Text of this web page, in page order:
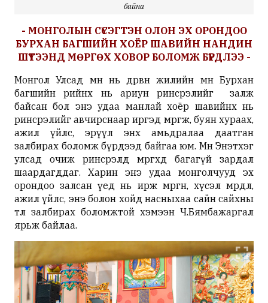
байна
- МОНГОЛЫН СҮСЭГТЭН ОЛОН ЭХ ОРОНДОО
БУРХАН БАГШИЙН ХОЁР ШАВИЙН НАНДИН
ШҮТЭЭНД МӨРГӨХ ХОВОР БОЛОМЖ БҮРДЛЭЭ -
Монгол Улсад өмнө нь дөрвөн жилийн өмнө Бурхан
багшийн өөрийнх нь ариун ринсрэлийг залж
байсан бол энэ удаа манлай хоёр шавийнх нь
ринсрэлийг авчирснаар иргэд мөргөж, буян хураах,
ажил үйлс, эрүүл энх амьдралаа даатган
залбирах боломж бүрдээд байгаа юм. Мөн Энэтхэг
улсад очиж ринсрэлд мөргөхөд багагүй зардал
шаардагддаг. Харин энэ удаа монголчууд эх
орондоо залсан үед нь ирж мөргөн, хүсэл мөрөөдөл,
ажил үйлс, энэ болон хойд насныхаа сайн сайхны
төлөө залбирах боломжтой хэмээн Ч.Бямбажаргал
ярьж байлаа.